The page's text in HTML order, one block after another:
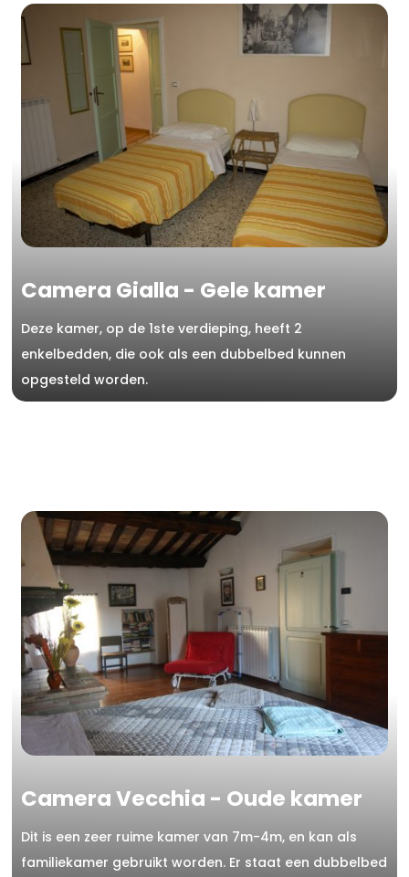
Camera Gialla - Gele kamer
Deze kamer, op de 1ste verdieping, heeft 2
enkelbedden, die ook als een dubbelbed kunnen
opgesteld worden.
Camera Vecchia - Oude kamer
Dit is een zeer ruime kamer van 7m-4m, en kan als
familiekamer gebruikt worden. Er staat een dubbelbed